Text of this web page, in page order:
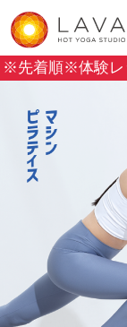
※先着順※体験レ